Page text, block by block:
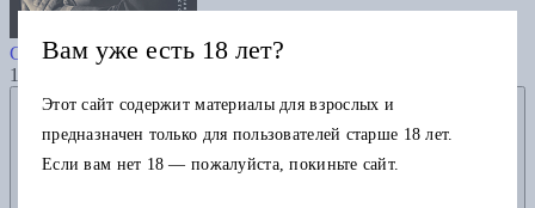
Ставанс И.
1455
Добавить в избранное
Вам уже есть 18 лет?
Этот сайт содержит материалы для взрослых и
предназначен только для пользователей старше 18 лет.
Если вам нет 18 — пожалуйста, покиньте сайт.